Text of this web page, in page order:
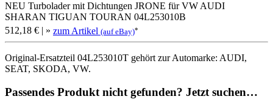
NEU Turbolader mit Dichtungen JRONE für VW AUDI
SHARAN TIGUAN TOURAN 04L253010B
512,18 € | » zum Artikel (auf eBay)*
Original-Ersatzteil 04L253010T gehört zur Automarke: AUDI,
SEAT, SKODA, VW.
Passendes Produkt nicht gefunden? Jetzt suchen…